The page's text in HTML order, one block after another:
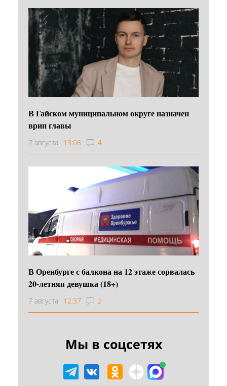
В Гайском муниципальном округе назначен
врип главы
7 августа 13:06 4
В Оренбурге с балкона на 12 этаже сорвалась
20-летняя девушка (18+)
7 августа 12:37 2
Мы в соцсетях